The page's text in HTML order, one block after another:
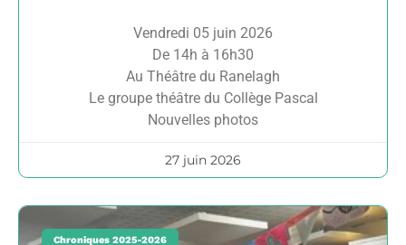
Vendredi 05 juin 2026
De 14h à 16h30
Au Théâtre du Ranelagh
Le groupe théâtre du Collège Pascal
Nouvelles photos
27 juin 2026
Chroniques 2025-2026